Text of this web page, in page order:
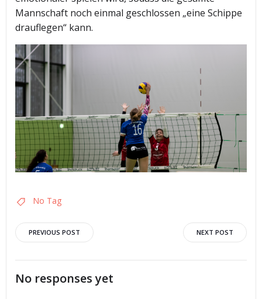
Mannschaft noch einmal geschlossen „eine Schippe
drauflegen“ kann.
No Tag
Post
navigation
PREVIOUS POST
navigation
NEXT POST
No responses yet